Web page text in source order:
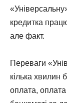
кредитка
але факт.
Переваги
кілька хвилин
оплата,